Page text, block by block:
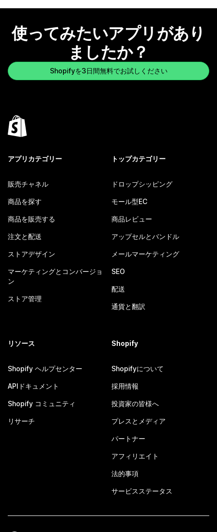
使ってみたいアプリがあり
ましたか？
Shopifyを3日間無料でお試しください
アプリカテゴリー
販売チャネル
商品を探す
商品を販売する
注文と配送
ストアデザイン
マーケティングとコンバージョ
ン
ストア管理
トップカテゴリー
ドロップシッピング
モール型EC
商品レビュー
アップセルとバンドル
メールマーケティング
SEO
配送
通貨と翻訳
リソース
Shopify ヘルプセンター
APIドキュメント
Shopify コミュニティ
リサーチ
Shopify
Shopifyについて
採用情報
投資家の皆様へ
プレスとメディア
パートナー
アフィリエイト
法的事項
サービスステータス